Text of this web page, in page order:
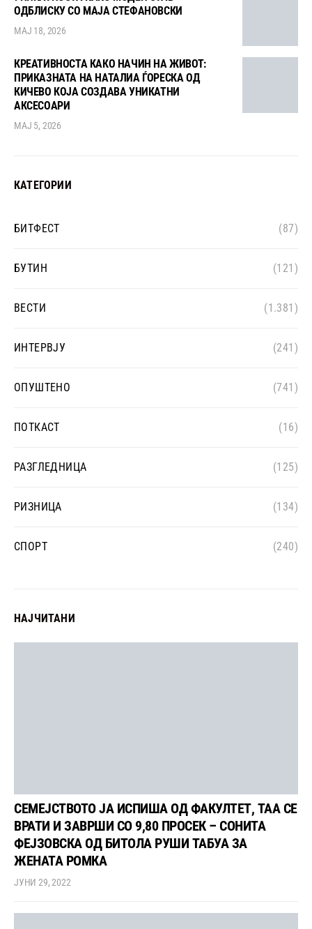
ОДБЛИСКУ СО МАЈА СТЕФАНОВСКИ
МАЈ 18, 2026
КРЕАТИВНОСТА КАКО НАЧИН НА ЖИВОТ:
ПРИКАЗНАТА НА НАТАЛИА ЃОРЕСКА ОД
КИЧЕВО КОЈА СОЗДАВА УНИКАТНИ
АКСЕСОАРИ
МАЈ 5, 2026
КАТЕГОРИИ
БИТФЕСТ (87)
БУТИН (121)
ВЕСТИ (1.381)
ИНТЕРВЈУ (241)
ОПУШТЕНО (741)
ПОТКАСТ (16)
РАЗГЛЕДНИЦА (125)
РИЗНИЦА (134)
СПОРТ (240)
НАЈЧИТАНИ
СЕМЕЈСТВОТО ЈА ИСПИША ОД ФАКУЛТЕТ, ТАА СЕ
ВРАТИ И ЗАВРШИ СО 9,80 ПРОСЕК – СОНИТА
ФЕЈЗОВСКА ОД БИТОЛА РУШИ ТАБУА ЗА
ЖЕНАТА РОМКА
ЈУНИ 29, 2022